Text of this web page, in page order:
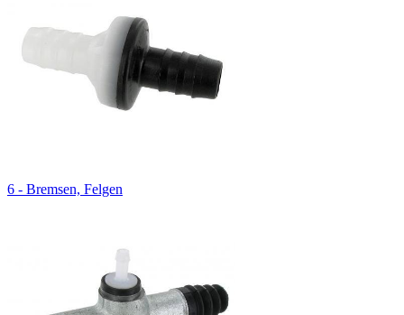
6 - Bremsen, Felgen